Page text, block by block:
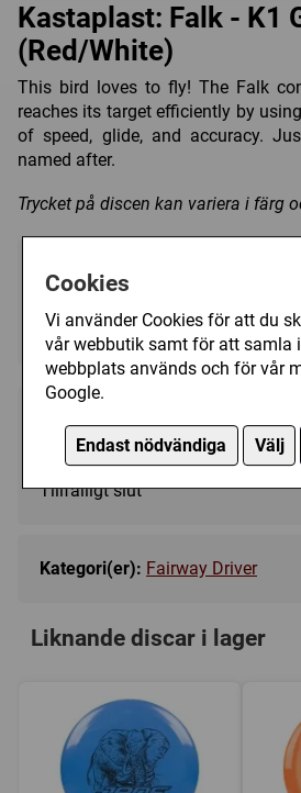
Cookies
Vi använder Cookies för att du
vår webbutik samt för att samla
webbplats används och för vår
Google.
Endast nödvändiga Välj
Kastaplast: Falk - K1
(Red/White)
This bird loves to fly! The Falk
reaches its target efficiently by
of speed, glide, and accuracy.
named after.
Trycket på discen kan variera i färg
Välj färg:
Red/White - Ej i lager
209 kr
Tillfälligt slut
Kategori(er): Fairway Driver
Liknande discar i lager